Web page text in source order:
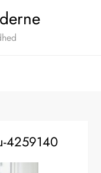
4259140